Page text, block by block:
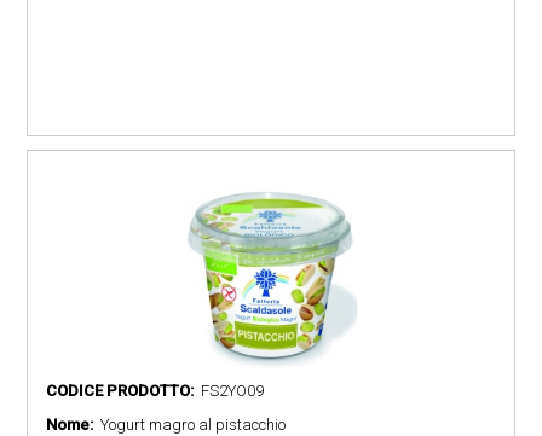
CODICE PRODOTTO: FS2YO09
Nome: Yogurt magro al pistacchio